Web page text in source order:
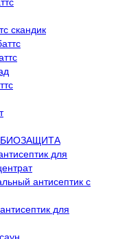
скандик
для
антисептик с
для